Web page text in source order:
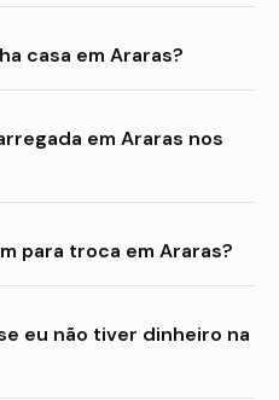
casa em Araras?
em Araras nos
para troca em Araras?
eu não tiver dinheiro na